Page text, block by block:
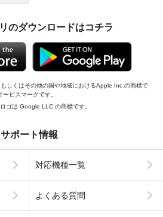
のダウンロードはコチラ
しくはその他の国や地域におけるApple Inc.の商標で
ビスマークです。
ゴは Google LLC の商標です。
サポート情報
対応機種一覧
よくある質問